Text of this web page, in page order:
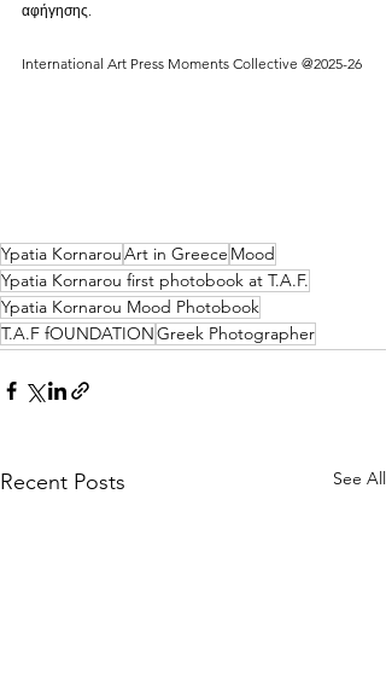
αφήγησης.
International Art Press Moments Collective @2025-26
Ypatia KornarouArt in Greece Mood
Ypatia Kornarou first photobook at T.A.F.
Ypatia Kornarou Mood Photobook
T.A.F fOUNDATIONGreek Photographer
Recent Posts See All